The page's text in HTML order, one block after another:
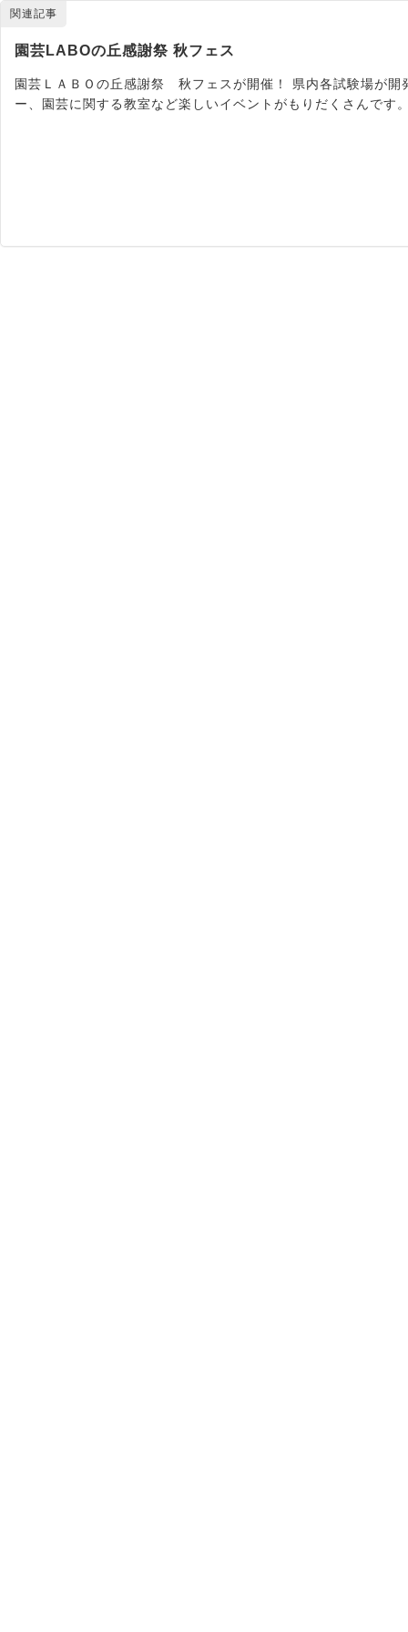
関連記事
園芸LABOの丘感謝祭 秋フェス
園芸ＬＡＢＯの丘感謝祭 秋フェスが開催！ 県内各試験場が開
ー、園芸に関する教室など楽しいイベントがもりだくさんで